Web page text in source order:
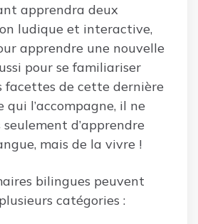
apprendra deux
ludique et interactive,
apprendre une nouvelle
pour se familiariser
facettes de cette dernière
l’accompagne, il ne
seulement d’apprendre
mais de la vivre !
bilingues peuvent
catégories :